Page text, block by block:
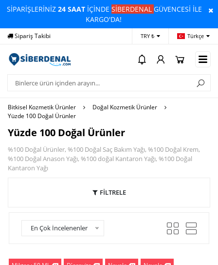
SİPARİŞLERİNİZ24 SAAT İÇİNDESİBERDENALGÜVENCESİ İLE
KARGO'DA!
Sipariş Takibi TRY ₺ Türkçe
Bitkisel Kozmetik Ürünler
Doğal Kozmetik Ürünler
Yüzde 100 Doğal Ürünler
Yüzde 100 Doğal Ürünler
%100 Doğal Ürünler, %100 Doğal Saç Bakım Yağı, %100 Doğal Krem,
%100 Doğal Anason Yağı, %100 doğal Kantaron Yağı, %100 Doğal
Kantaron Yağı
FİLTRELE
En Çok İncelenenler